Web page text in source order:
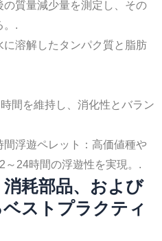
の質量減少量を測定し、その
。.
に溶解したタンパク質と脂肪
間を維持し、消化性とバラン
浮遊ペレット：高価値種や
24時間の浮遊性を実現。.
耗部品、および
ストプラクティ